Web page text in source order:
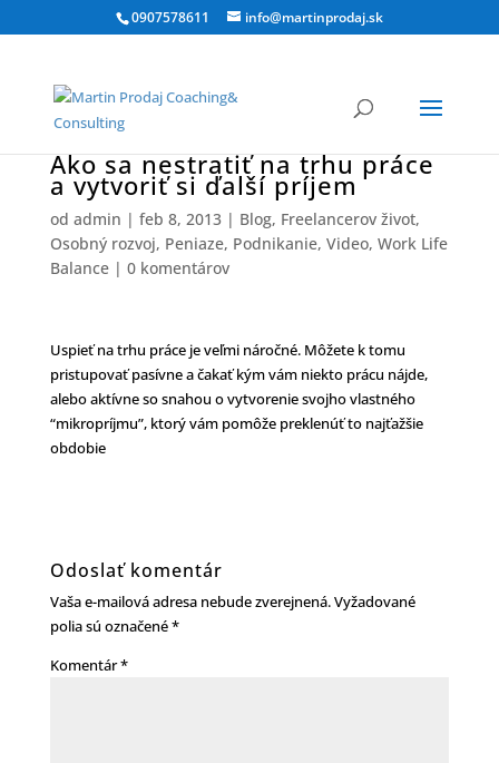
0907578611 info@martinprodaj.sk
Ako sa nestratiť na trhu práce
a vytvoriť si ďalší príjem
od admin | feb 8, 2013| Blog, Freelancerov život,
Osobný rozvoj, Peniaze, Podnikanie, Video, Work Life
Balance| 0 komentárov
Uspieť na trhu práce je veľmi náročné. Môžete k tomu
pristupovať pasívne a čakať kým vám niekto prácu nájde,
alebo aktívne so snahou o vytvorenie svojho vlastného
“mikropríjmu”, ktorý vám pomôže preklenúť to najťažšie
obdobie
Odoslať komentár
Vaša e-mailová adresa nebude zverejnená.Vyžadované
polia sú označené*
Komentár*